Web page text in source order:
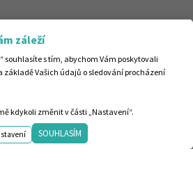
záleží
souhlasíte s tím, abychom Vám poskytovali
základě Vašich údajů o sledování procházení
kdykoli změnit v části „Nastavení“.
SOUHLASÍM